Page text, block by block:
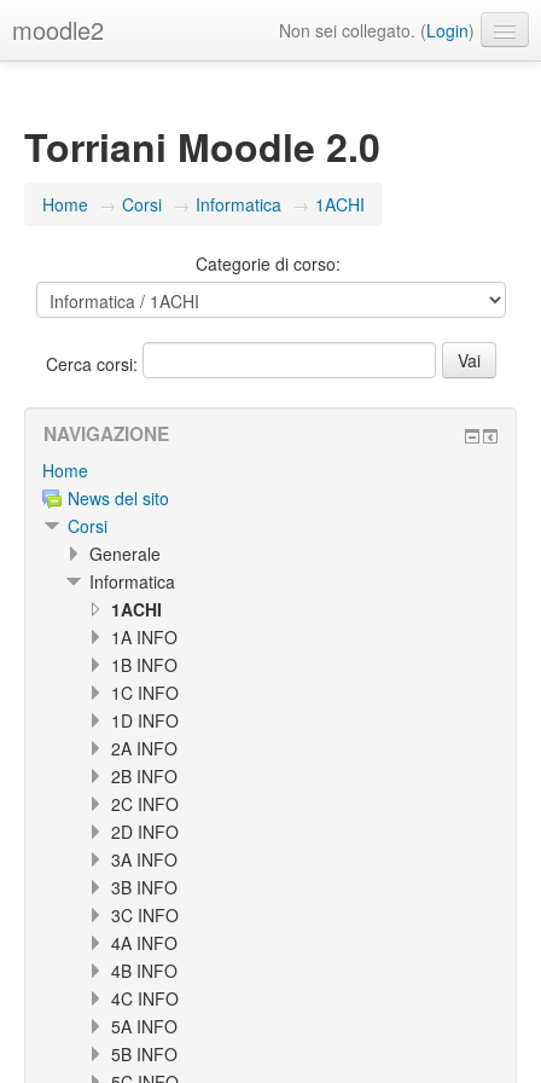
moodle2 Non sei collegato. (Login)
Torriani Moodle 2.0
Home → Corsi → Informatica → 1ACHI
Categorie di corso:
Cerca corsi:
NAVIGAZIONE
Home
News del sito
Corsi
Generale
Informatica
1ACHI
1A INFO
1B INFO
1C INFO
1D INFO
2A INFO
2B INFO
2C INFO
2D INFO
3A INFO
3B INFO
3C INFO
4A INFO
4B INFO
4C INFO
5A INFO
5B INFO